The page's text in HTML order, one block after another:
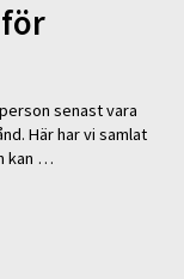
senast vara
Här har vi samlat
kan …